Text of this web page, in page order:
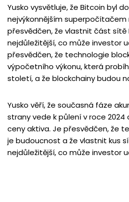
Yusko vysvětluje, že Bitcoin byl
nejvýkonnějším superpočítačem
přesvědčen, že vlastnit část sítě
nejdůležitější, co může investor
přesvědčen, že technologie
výpočetního výkonu, která
století, a že blockchainy budou
Yusko věří, že současná fáze
strany vede k půlení v roce 2024
ceny aktiva. Je přesvědčen, že
je budoucnost a že vlastnit kus
nejdůležitější, co může investor